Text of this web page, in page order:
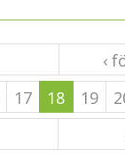
‹
17 18 19